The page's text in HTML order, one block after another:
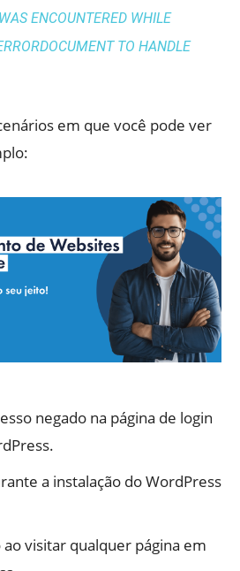
ENCOUNTERED WHILE
TO HANDLE
em que você pode ver
negado na página de login
a instalação do WordPress
visitar qualquer página em